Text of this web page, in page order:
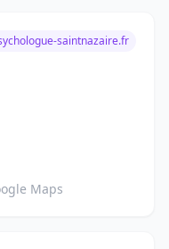
saintnazaire.fr
Maps